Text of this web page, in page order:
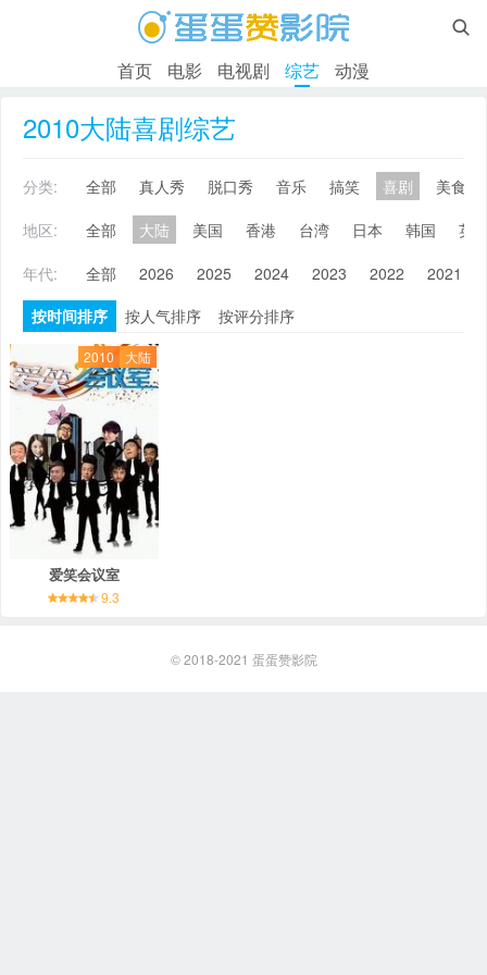

首页 电影 电视剧 综艺 动漫
2010大陆喜剧综艺
分类: 全部 真人秀 脱口秀 音乐 搞笑 喜剧
美食
地区:
全部 大陆 美国 香港 台湾 日本 韩国
英
年代:
全部 2026 2025 2024 2023 2022 2021
按时间排序
按人气排序 按评分排序
2010 大陆
爱笑会议室
9.3
© 2018-2021 蛋蛋赞影院